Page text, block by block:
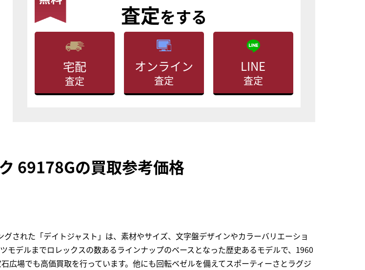
査定をする
宅配
査定
オンライン
査定
LINE
査定
69178Gの買取参考価格
された「デイトジャスト」は、素材やサイズ、文字盤デザインやカラーバリエーショ
モデルまでロレックスの数あるラインナップのベースとなった歴史あるモデルで、1960
広場でも高価買取を行っています。他にも回転ベゼルを備えてスポーティーさとラグジ